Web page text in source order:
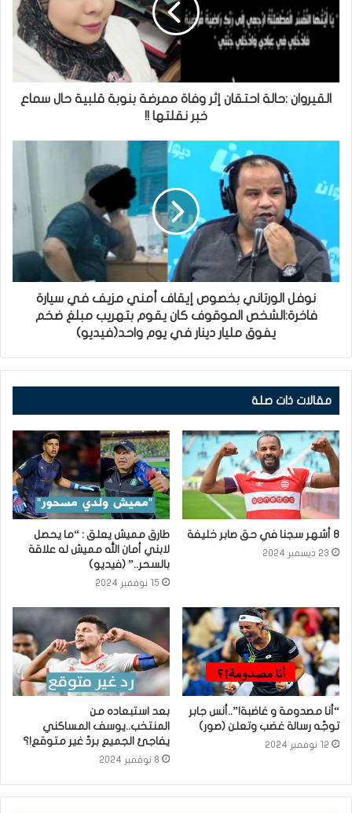
القيروان :حالة احتقان إثر وفاة ممرضة بنوبة قلبية حال سماع
خبر نقلتها !!
نوفل الورتاني بخصوص إيقاف أمني مزيف في سيارة
فاخرة:الشخص الموقوف كان يقوم بتهريب مبلغ ضخم
يفوق مليار دينار في يوم واحد(فيديو)
مقالات ذات صلة
8 أشهر سجنا في حق صابر خليفة
23 ديسمبر 2024
طارق مميش يعلق : “ما يحصل
لابني أمان الله مميش له علاقة
بالسحر..” (فيديو)
15 نوفمبر 2024
“أنا مصدومة و غاضبة!”..أنس جابر
توجّه رسالة غضب وتعلن (صور)
12 نوفمبر 2024
بعد استبعاده من
المنتخب..يوسف المساكني
يفاجئ الجميع بردّ غير متوقع!؟
8 نوفمبر 2024